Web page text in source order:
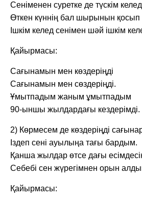
Сеніменен суретке де түскім
Өткен күннің бал шырынын қосып
Ішкім келед сенімен шәй ішкім
Қайырмасы:
Сағынамын мен көздеріңді
Сағынамын мен сөздеріңді.
Ұмытпадым жаным ұмытпадым
90-ыншы жылдардағы кездерімді.
2) Көрмесем де көздеріңді
Іздеп сені ауылыңа тағы бардым.
Қанша жылдар өтсе дағы
Себебі сен жүрегімнен орын
Қайырмасы: